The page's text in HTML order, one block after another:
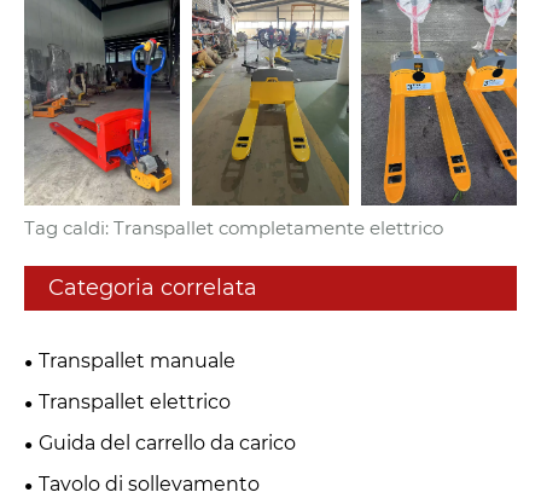
Tag caldi: Transpallet completamente elettrico
Categoria correlata
Transpallet manuale
Transpallet elettrico
Guida del carrello da carico
Tavolo di sollevamento